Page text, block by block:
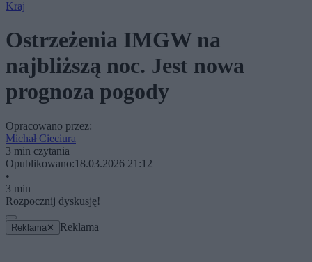
Kraj
Ostrzeżenia IMGW na
najbliższą noc. Jest nowa
prognoza pogody
Opracowano przez:
Michał Cieciura
3 min czytania
Opublikowano:18.03.2026 21:12
•
3 min
Rozpocznij dyskusję!
Reklama ✕ Reklama